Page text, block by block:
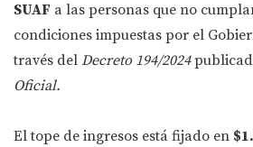
SUAF a las personas que no
condiciones impuestas por el
través del Decreto 194/2024
Oficial.
El tope de ingresos está fijado en